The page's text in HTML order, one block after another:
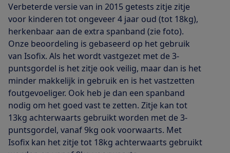
Verbeterde versie van in 2015 getests zitje zitje
voor kinderen tot ongeveer 4 jaar oud (tot 18kg),
herkenbaar aan de extra spanband (zie foto).
Onze beoordeling is gebaseerd op het gebruik
van Isofix. Als het wordt vastgezet met de 3-
puntsgordel is het zitje ook veilig, maar dan is het
minder makkelijk in gebruik en is het vastzetten
foutgevoeliger. Ook heb je dan een spanband
nodig om het goed vast te zetten. Zitje kan tot
13kg achterwaarts gebruikt worden met de 3-
puntsgordel, vanaf 9kg ook voorwaarts. Met
Isofix kan het zitje tot 18kg achterwaarts gebruikt